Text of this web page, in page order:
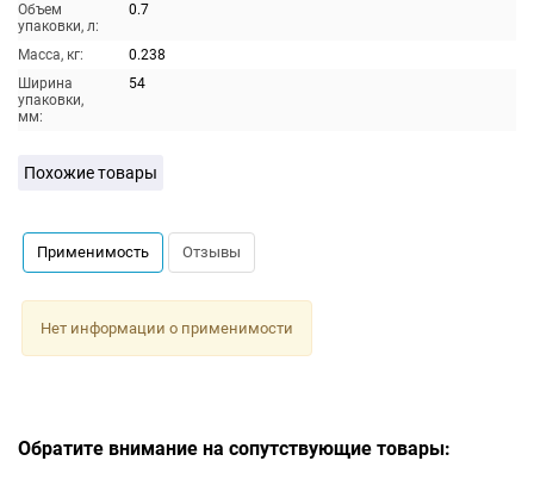
Объем
упаковки, л:
0.7
Масса, кг:
0.238
Ширина
упаковки,
мм:
54
Похожие товары
Применимость Отзывы
Нет информации о применимости
Обратите внимание на сопутствующие товары: